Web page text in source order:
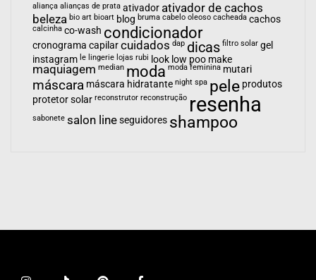
aliança alianças de prata ativador ativador de cachos
beleza bio art bioart blog bruma cabelo oleoso cacheada cachos
calcinha co-wash condicionador
cronograma capilarcuidados dap dicas filtro solar gel
instagram le lingerie lojas rubi look low poo make
maquiagem median moda moda feminina mutari
máscara máscara hidratante night spa pele produtos
protetor solar reconstrutor reconstrução resenha
sabonete salon lineseguidores shampoo